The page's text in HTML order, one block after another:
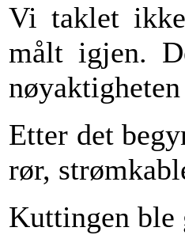
Vi taklet ikke
målt igjen.
Etter det
rør,
Kuttingen